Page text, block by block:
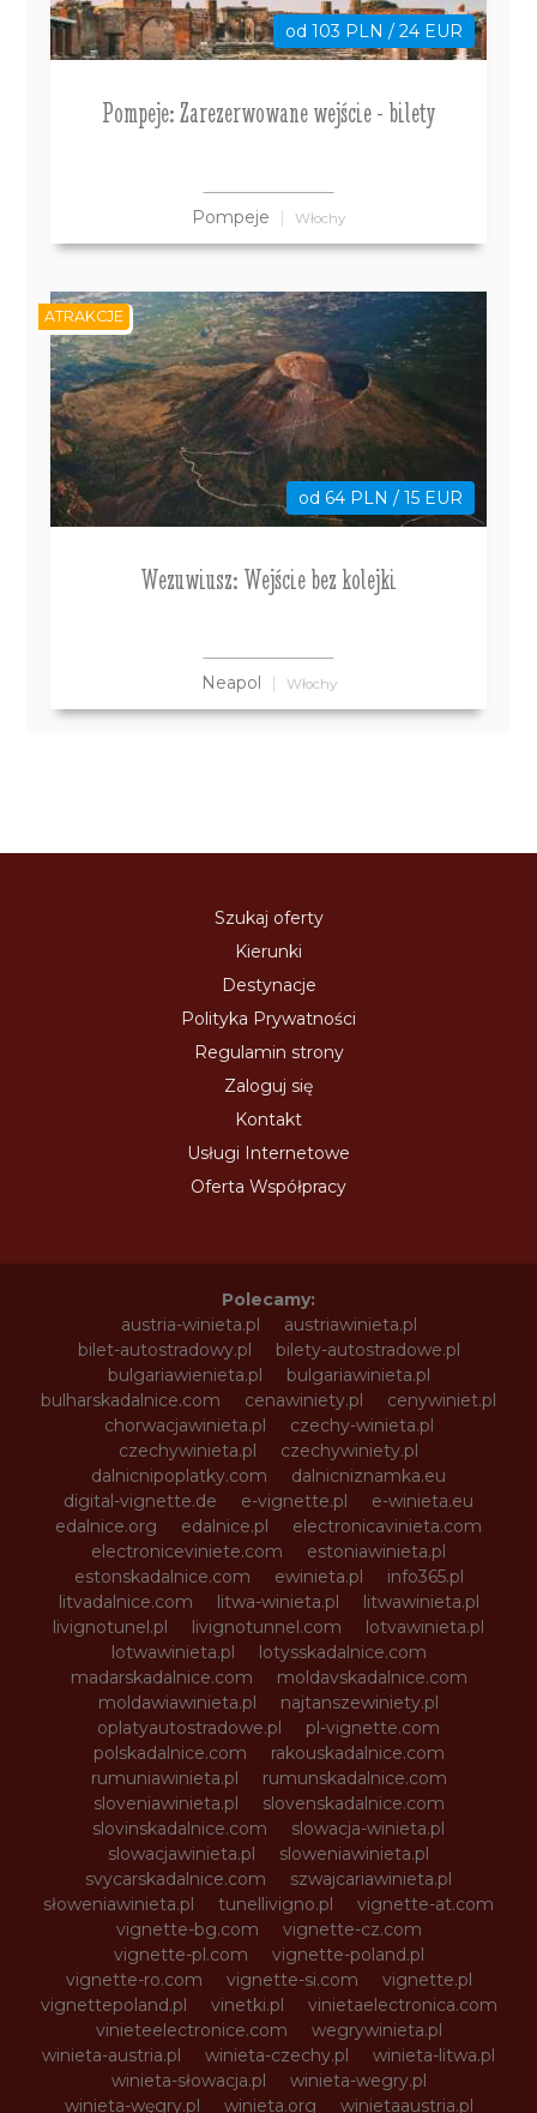
od 103 PLN / 24 EUR
Pompeje: Zarezerwowane wejście - bilety
Pompeje Włochy
od 64 PLN / 15 EUR
Wezuwiusz: Wejście bez kolejki
Neapol Włochy
ATRAKCJE
Szukaj oferty
Kierunki
Destynacje
Polityka Prywatności
Regulamin strony
Zaloguj się
Kontakt
Usługi Internetowe
Oferta Współpracy
Polecamy:
austria-winieta.pl
austriawinieta.pl
bilet-autostradowy.pl
bilety-autostradowe.pl
bulgariawienieta.pl
bulgariawinieta.pl
bulharskadalnice.com
cenawiniety.pl
cenywiniet.pl
chorwacjawinieta.pl
czechy-winieta.pl
czechywinieta.pl
czechywiniety.pl
dalnicnipoplatky.com
dalnicniznamka.eu
digital-vignette.de
e-vignette.pl
e-winieta.eu
edalnice.org
edalnice.pl
electronicavinieta.com
electroniceviniete.com
estoniawinieta.pl
estonskadalnice.com
ewinieta.pl
info365.pl
litvadalnice.com
litwa-winieta.pl
litwawinieta.pl
livignotunel.pl
livignotunnel.com
lotvawinieta.pl
lotwawinieta.pl
lotysskadalnice.com
madarskadalnice.com
moldavskadalnice.com
moldawiawinieta.pl
najtanszewiniety.pl
oplatyautostradowe.pl
pl-vignette.com
polskadalnice.com
rakouskadalnice.com
rumuniawinieta.pl
rumunskadalnice.com
sloveniawinieta.pl
slovenskadalnice.com
slovinskadalnice.com
slowacja-winieta.pl
slowacjawinieta.pl
sloweniawinieta.pl
svycarskadalnice.com
szwajcariawinieta.pl
słoweniawinieta.pl
tunellivigno.pl
vignette-at.com
vignette-bg.com
vignette-cz.com
vignette-pl.com
vignette-poland.pl
vignette-ro.com
vignette-si.com
vignette.pl
vignettepoland.pl
vinetki.pl
vinietaelectronica.com
vinieteelectronice.com
wegrywinieta.pl
winieta-austria.pl
winieta-czechy.pl
winieta-litwa.pl
winieta-słowacja.pl
winieta-wegry.pl
winieta-węgry.pl
winieta.org winietaaustria.pl